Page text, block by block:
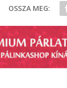
OSSZA MEG: